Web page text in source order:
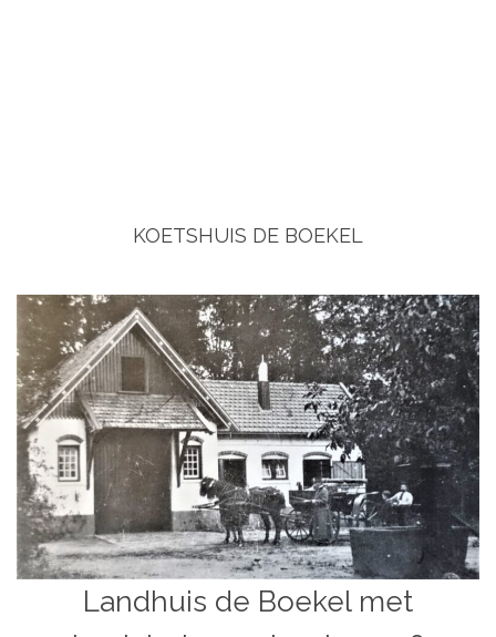
KOETSHUIS DE BOEKEL
Landhuis de Boekel met